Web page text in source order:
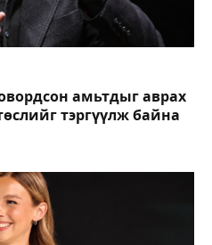
амьтдыг аврах
тэргүүлж байна